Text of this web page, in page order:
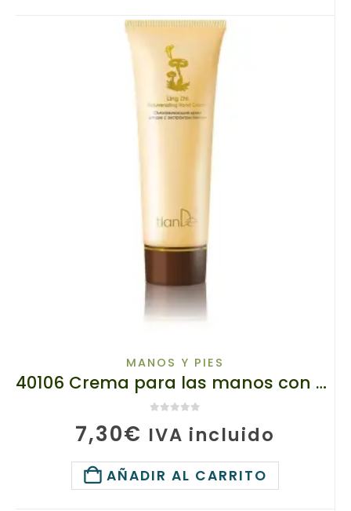
MANOS Y PIES
40106 Crema para las manos con extracto de Lingzhi TIANDE, 80ml
7,30€ IVA incluido
AÑADIR AL CARRITO